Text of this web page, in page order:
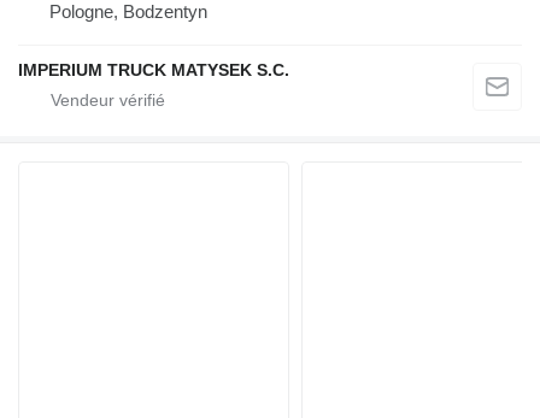
Pologne, Bodzentyn
IMPERIUM TRUCK MATYSEK S.C.